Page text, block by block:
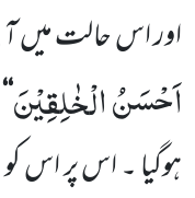
اور اس حالت میں
اَحْسَنُ الْخٰلِقِیْنَ‘‘
ہوگیا ۔ اس پر اس کو